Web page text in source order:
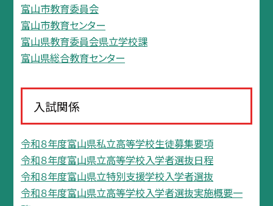
富山市教育委員会
富山市教育センター
富山県教育委員会県立学校課
富山県総合教育センター
入試関係
令和８年度富山県私立高等学校生徒募集要項
令和８年度富山県立高等学校入学者選抜日程
令和８年度富山県立特別支援学校入学者選抜
令和８年度富山県立高等学校入学者選抜実施概要一